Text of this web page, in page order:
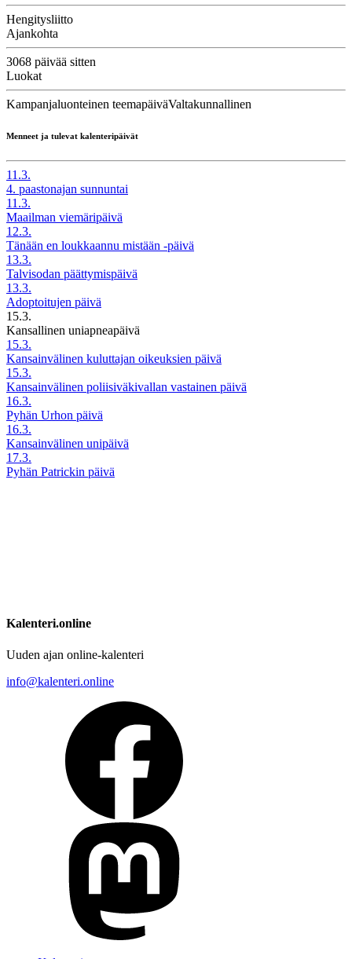
Hengitysliitto
Ajankohta
3068 päivää sitten
Luokat
Kampanjaluonteinen teemapäiväValtakunnallinen
Menneet ja tulevat kalenteripäivät
11.3.
4. paastonajan sunnuntai
11.3.
Maailman viemäripäivä
12.3.
Tänään en loukkaannu mistään -päivä
13.3.
Talvisodan päättymispäivä
13.3.
Adoptoitujen päivä
15.3.
Kansallinen uniapneapäivä
15.3.
Kansainvälinen kuluttajan oikeuksien päivä
15.3.
Kansainvälinen poliisiväkivallan vastainen päivä
16.3.
Pyhän Urhon päivä
16.3.
Kansainvälinen unipäivä
17.3.
Pyhän Patrickin päivä
Kalenteri.online
Uuden ajan online-kalenteri
info@kalenteri.online